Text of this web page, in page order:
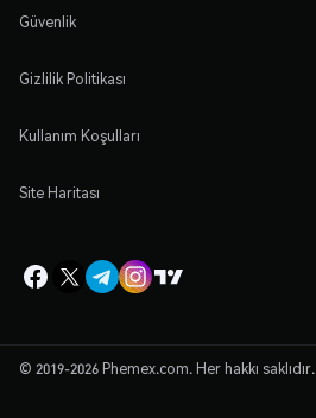
Güvenlik
Gizlilik Politikası
Kullanım Koşulları
Site Haritası
© 2019-2026 Phemex.com. Her hakkı saklıdır.